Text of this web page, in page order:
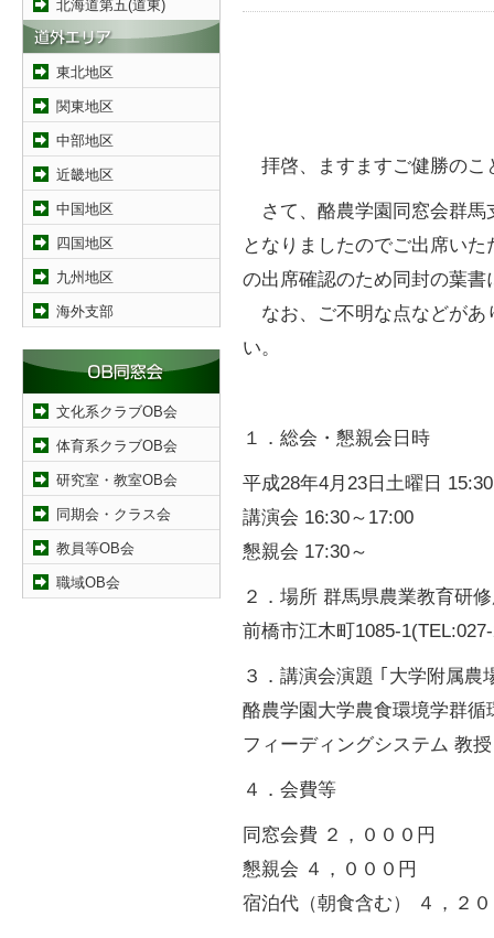
北海道第五(道東)
東北地区
関東地区
中部地区
近畿地区
中国地区
四国地区
九州地区
海外支部
文化系クラブOB会
体育系クラブOB会
研究室・教室OB会
同期会・クラス会
教員等OB会
職域OB会
拝啓、ますますご健勝のこ
さて、酪農学園同窓会群馬
となりましたのでご出席い
の出席確認のため同封の葉
なお、ご不明な点などがあ
い。
１．総会・懇親会日時
平成28年4月23日土曜日
講演会 16:30～17:00
懇親会 17:30～
２．場所 群馬県農業教育研
前橋市江木町1085-
３．講演会演題 ｢大学附属農
酪農学園大学農食環境学群循
フィーディングシステム 教
４．会費等
同窓会費 ２，０００円
懇親会 ４，０００円
宿泊代（朝食含む） ４，２